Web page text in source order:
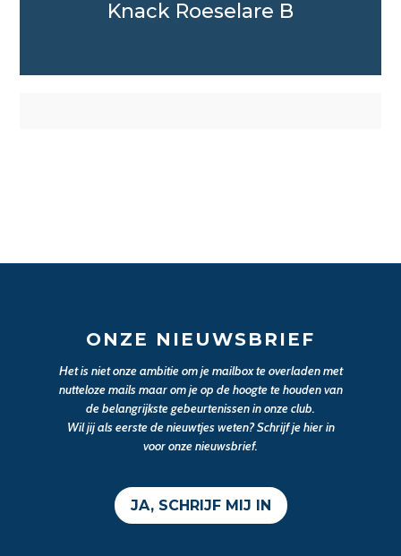
Knack Roeselare B
ONZE NIEUWSBRIEF
Het is niet onze ambitie om je mailbox te overladen met
nutteloze mails maar om je op de hoogte te houden van
de belangrijkste gebeurtenissen in onze club.
Wil jij als eerste de nieuwtjes weten? Schrijf je hier in
voor onze nieuwsbrief.
JA, SCHRIJF MIJ IN